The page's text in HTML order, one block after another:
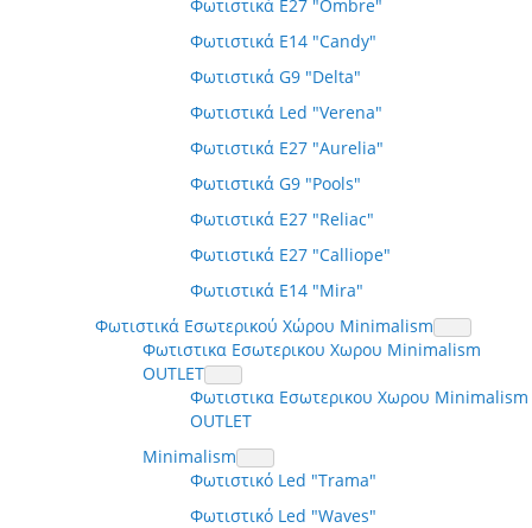
Φωτιστικά E27 "Ombre"
Φωτιστικά E14 "Candy"
Φωτιστικά G9 "Delta"
Φωτιστικά Led "Verena"
Φωτιστικά E27 "Aurelia"
Φωτιστικά G9 "Pools"
Φωτιστικά E27 "Reliac"
Φωτιστικά E27 "Calliope"
Φωτιστικά E14 "Mira"
Φωτιστικά Εσωτερικού Χώρου Minimalism
Φωτιστικα Εσωτερικου Χωρου Minimalism
OUTLET
Φωτιστικα Εσωτερικου Χωρου Minimalism
OUTLET
Minimalism
Φωτιστικό Led "Trama"
Φωτιστικό Led "Waves"